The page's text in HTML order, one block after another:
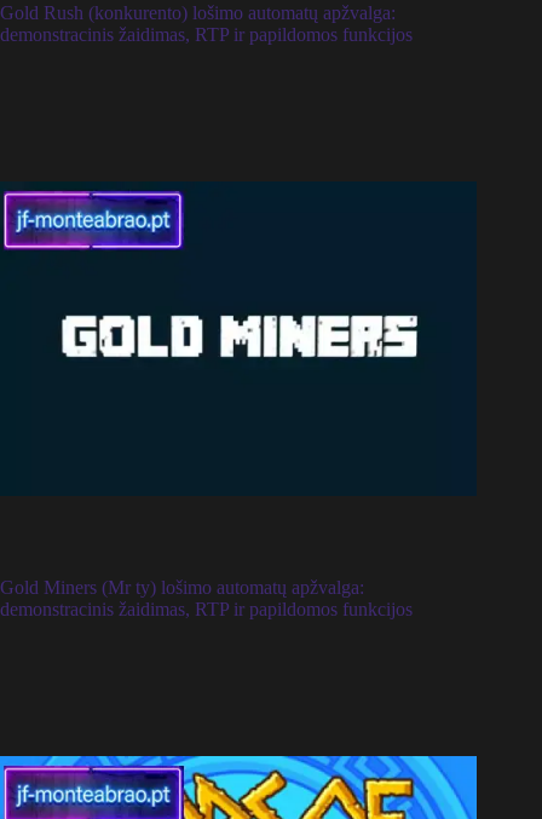
Gold Rush (konkurento) lošimo automatų apžvalga:
demonstracinis žaidimas, RTP ir papildomos funkcijos
Gold Miners (Mr ty) lošimo automatų apžvalga:
demonstracinis žaidimas, RTP ir papildomos funkcijos